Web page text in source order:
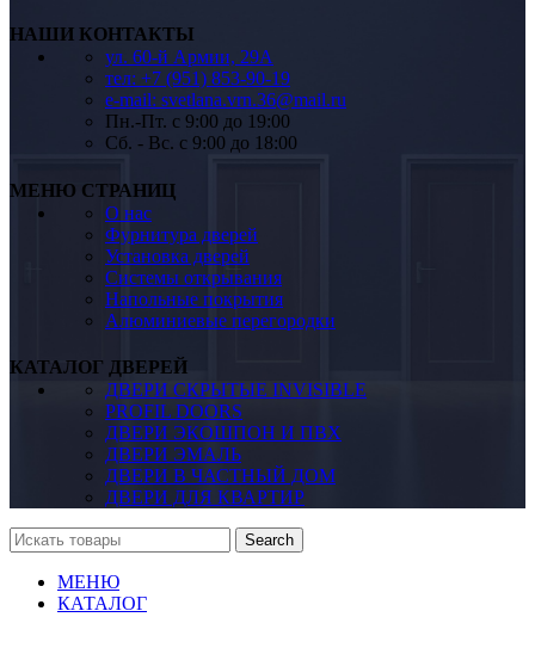
НАШИ КОНТАКТЫ
ул. 60-й Армии, 29А
тел: +7 (951) 853-90-19
e-mail: svetlana.vrn.36@mail.ru
Пн.-Пт. c 9:00 до 19:00
Сб. - Вс. c 9:00 до 18:00
МЕНЮ СТРАНИЦ
О нас
Фурнитура дверей
Установка дверей
Системы открывания
Напольные покрытия
Алюминиевые перегородки
КАТАЛОГ ДВЕРЕЙ
ДВЕРИ СКРЫТЫЕ INVISIBLE
PROFIL DOORS
ДВЕРИ ЭКОШПОН И ПВХ
ДВЕРИ ЭМАЛЬ
ДВЕРИ В ЧАСТНЫЙ ДОМ
ДВЕРИ ДЛЯ КВАРТИР
Search
МЕНЮ
КАТАЛОГ